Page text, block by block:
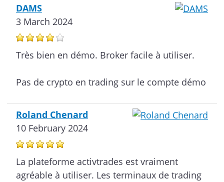
DAMS
3 March 2024
Très bien en démo. Broker facile à utiliser.
Pas de crypto en trading sur le compte démo
Roland Chenard
10 February 2024
La plateforme activtrades est vraiment
agréable à utiliser. Les terminaux de trading